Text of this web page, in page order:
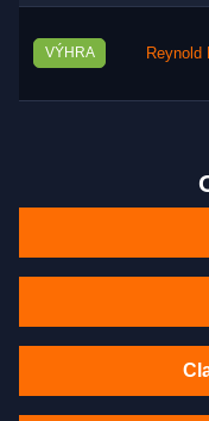
VÝHRA Reynold